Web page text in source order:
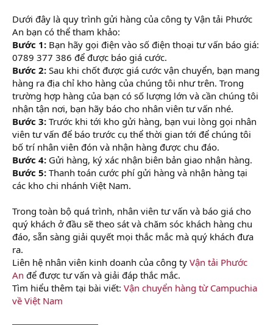
Dưới đây là quy trình gửi hàng của công ty Vận tải Phước
An bạn có thể tham khảo:
Bước 1: Bạn hãy gọi điện vào số điện thoại tư vấn báo giá:
0789 377 386 để được báo giá cước.
Bước 2: Sau khi chốt được giá cước vận chuyển, bạn mang
hàng ra địa chỉ kho hàng của chúng tôi như trên. Trong
trường hợp hàng của bạn có số lượng lớn và cần chúng tôi
nhận tận nơi, bạn hãy báo cho nhân viên tư vấn nhé.
Bước 3: Trước khi tới kho gửi hàng, bạn vui lòng gọi nhân
viên tư vấn để báo trước cụ thể thời gian tới để chúng tôi
bố trí nhân viên đón và nhận hàng được chu đáo.
Bước 4: Gửi hàng, ký xác nhận biên bản giao nhận hàng.
Bước 5: Thanh toán cước phí gửi hàng và nhận hàng tại
các kho chi nhánh Việt Nam.
Trong toàn bộ quá trình, nhân viên tư vấn và báo giá cho
quý khách ở đầu sẽ theo sát và chăm sóc khách hàng chu
đáo, sẵn sàng giải quyết mọi thắc mắc mà quý khách đưa
ra.
Liên hệ nhân viên kinh doanh của công ty Vận tải Phước
An để được tư vấn và giải đáp thắc mắc.
Tìm hiểu thêm tại bài viết: Vận chuyển hàng từ Campuchia
về Việt Nam